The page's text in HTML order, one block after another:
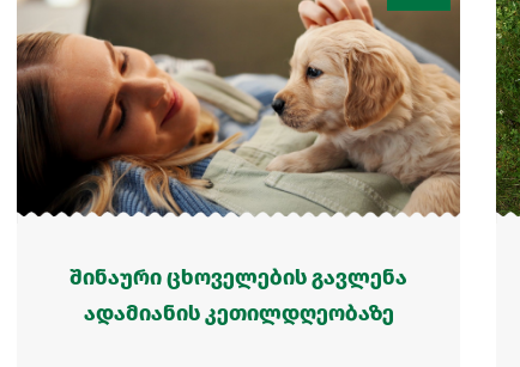
შინაური ცხოველების გავლენა
ადამიანის კეთილდღეობაზე